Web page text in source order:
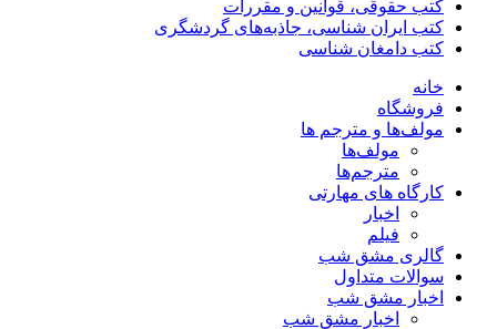
کتب حقوقی، قوانین و مقررات
کتب ایران شناسی، جاذبه‌های گردشگری
کتب دامغان شناسی
خانه
فروشگاه
مولف‌ها و مترجم ها
مولف‌ها
مترجم‌ها
کارگاه های مهارتی
اخبار
فیلم
گالری مشق شب
سوالات متداول
اخبار مشق شب
اخبار مشق شب